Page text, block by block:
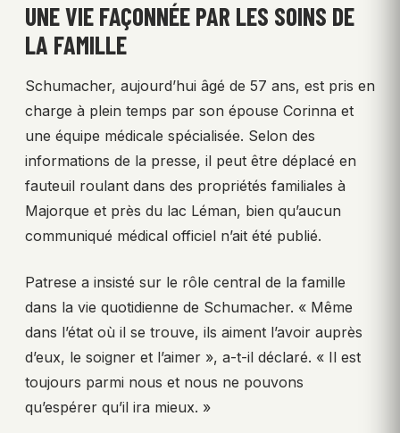
UNE VIE FAÇONNÉE PAR LES SOINS DE
LA FAMILLE
Schumacher, aujourd’hui âgé de 57 ans, est pris en
charge à plein temps par son épouse Corinna et
une équipe médicale spécialisée. Selon des
informations de la presse, il peut être déplacé en
fauteuil roulant dans des propriétés familiales à
Majorque et près du lac Léman, bien qu’aucun
communiqué médical officiel n’ait été publié.
Patrese a insisté sur le rôle central de la famille
dans la vie quotidienne de Schumacher. « Même
dans l’état où il se trouve, ils aiment l’avoir auprès
d’eux, le soigner et l’aimer », a-t-il déclaré. « Il est
toujours parmi nous et nous ne pouvons
qu’espérer qu’il ira mieux. »